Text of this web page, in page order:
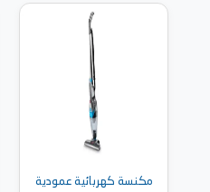
مكنسة كهربائية عمودية